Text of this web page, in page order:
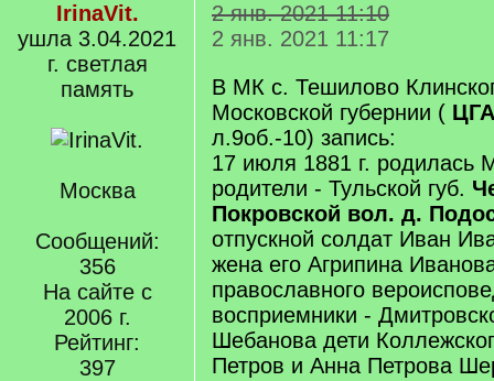
IrinaVit.
ушла 3.04.2021
г. светлая
память
Москва
Сообщений:
356
На сайте с
2006 г.
Рейтинг:
397
2 янв. 2021 11:10
2 янв. 2021 11:17
В МК с. Тешилово
Московской губернии (
л.9об.-10) запись:
17 июля 1881 г. родилась
родители - Тульской губ.
Покровской вол. д.
отпускной солдат Иван
жена его Агрипина
православного
восприемники -
Шебанова дети
Петров и Анна Петрова